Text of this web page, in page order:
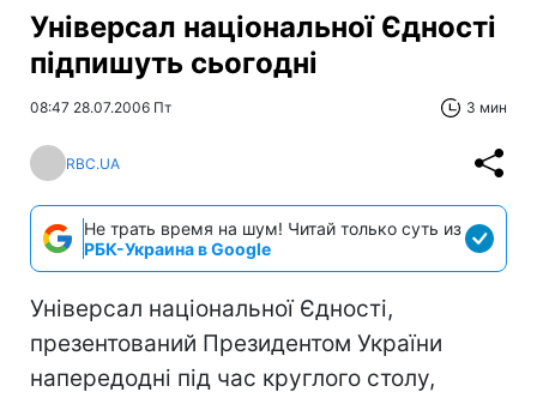
Універсал національної Єдності
підпишуть сьогодні
08:47 28.07.2006 Пт 3 мин
RBC.UA
Не трать время на шум! Читай только суть из
РБК-Украина в Google
Універсал національної Єдності,
презентований Президентом України
напередодні під час круглого столу,